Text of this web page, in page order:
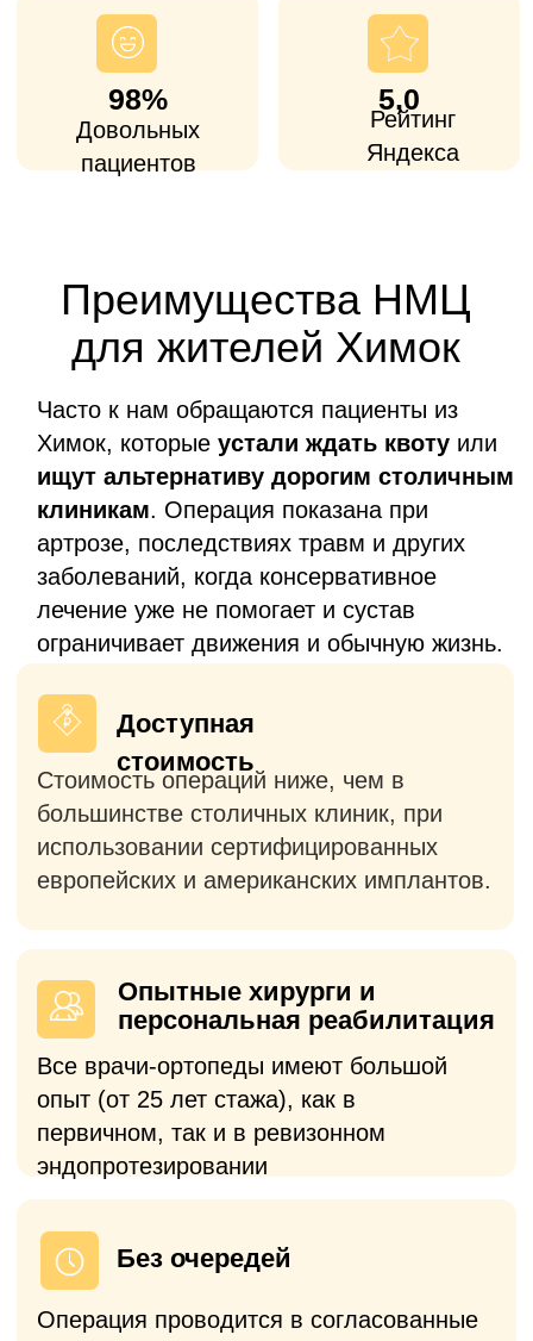
Предусмотрена возможность
бесплатной госпитализации в
комфортабельную палату на кануне
операции
Госпитализация
накануне — бесплатно
Операция проводится в согласованные
сроки без долгого ожидания, в отличие
от клиник столицы выполняющих
операции по ОМС или квоте (ВМП).
Без очередей
Стоимость операций ниже, чем в
большинстве столичных клиник, при
использовании сертифицированных
европейских и американских имплантов.
стоимость
С вами на связи наши врачи, а все
вопросы по госпитализации курирует
эндопротезировании
Опытные хирурги и
Используем только
многолетним опытом использования в
эффективностью.
Европейские
импланты
Выберете формат консультации в
зависимости от ваших потребностей
Платный прием